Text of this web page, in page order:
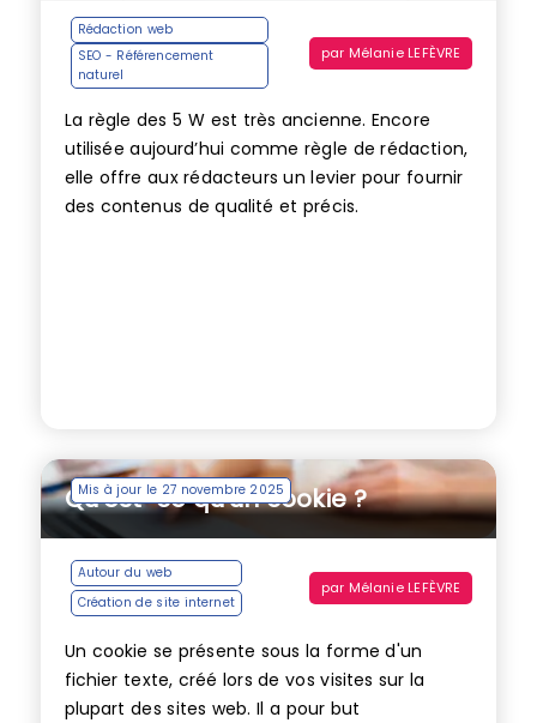
Rédaction web
SEO - Référencement
naturel
par Mélanie LEFÈVRE
La règle des 5 W est très ancienne. Encore
utilisée aujourd’hui comme règle de rédaction,
elle offre aux rédacteurs un levier pour fournir
des contenus de qualité et précis.
Mis à jour le 27 novembre 2025
Qu’est-ce qu’un cookie ?
Autour du web
Création de site internet
par Mélanie LEFÈVRE
Un cookie se présente sous la forme d'un
fichier texte, créé lors de vos visites sur la
plupart des sites web. Il a pour but